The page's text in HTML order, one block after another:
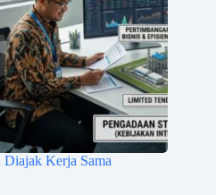
Diajak Kerja Sama